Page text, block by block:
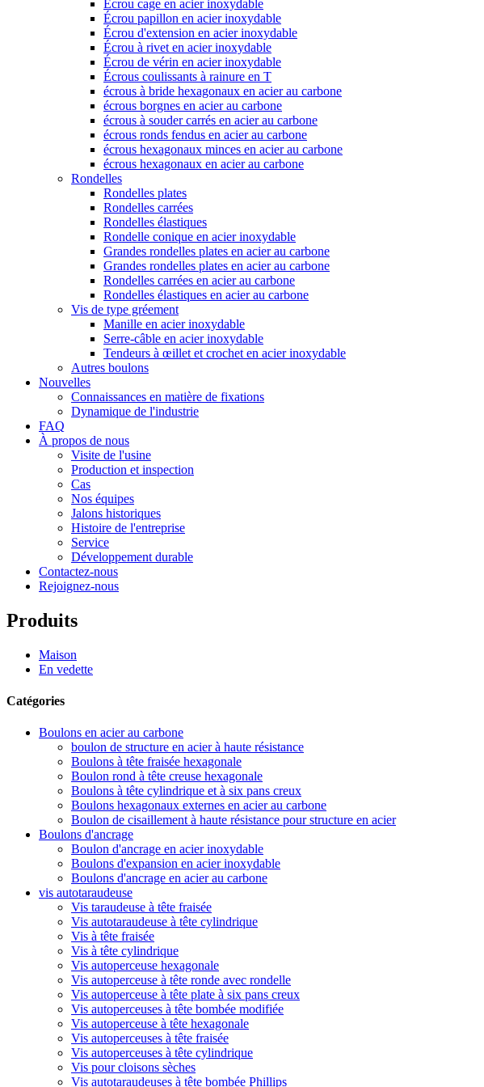
Écrou cage en acier inoxydable
Écrou papillon en acier inoxydable
Écrou d'extension en acier inoxydable
Écrou à rivet en acier inoxydable
Écrou de vérin en acier inoxydable
Écrous coulissants à rainure en T
écrous à bride hexagonaux en acier au carbone
écrous borgnes en acier au carbone
écrous à souder carrés en acier au carbone
écrous ronds fendus en acier au carbone
écrous hexagonaux minces en acier au carbone
écrous hexagonaux en acier au carbone
Rondelles
Rondelles plates
Rondelles carrées
Rondelles élastiques
Rondelle conique en acier inoxydable
Grandes rondelles plates en acier au carbone
Grandes rondelles plates en acier au carbone
Rondelles carrées en acier au carbone
Rondelles élastiques en acier au carbone
Vis de type gréement
Manille en acier inoxydable
Serre-câble en acier inoxydable
Tendeurs à œillet et crochet en acier inoxydable
Autres boulons
Nouvelles
Connaissances en matière de fixations
Dynamique de l'industrie
FAQ
À propos de nous
Visite de l'usine
Production et inspection
Cas
Nos équipes
Jalons historiques
Histoire de l'entreprise
Service
Développement durable
Contactez-nous
Rejoignez-nous
Produits
Maison
En vedette
Catégories
Boulons en acier au carbone
boulon de structure en acier à haute résistance
Boulons à tête fraisée hexagonale
Boulon rond à tête creuse hexagonale
Boulons à tête cylindrique et à six pans creux
Boulons hexagonaux externes en acier au carbone
Boulon de cisaillement à haute résistance pour structure en acier
Boulons d'ancrage
Boulon d'ancrage en acier inoxydable
Boulons d'expansion en acier inoxydable
Boulons d'ancrage en acier au carbone
vis autotaraudeuse
Vis taraudeuse à tête fraisée
Vis autotaraudeuse à tête cylindrique
Vis à tête fraisée
Vis à tête cylindrique
Vis autoperceuse hexagonale
Vis autoperceuse à tête ronde avec rondelle
Vis autoperceuse à tête plate à six pans creux
Vis autoperceuses à tête bombée modifiée
Vis autoperceuse à tête hexagonale
Vis autoperceuses à tête fraisée
Vis autoperceuses à tête cylindrique
Vis pour cloisons sèches
Vis autotaraudeuses à tête bombée Phillips